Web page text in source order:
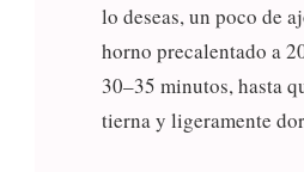
lo deseas, un poco de
horno precalentado a
30–35 minutos, hasta
tierna y ligeramente